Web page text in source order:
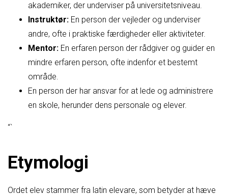
akademiker, der underviser på universitetsniveau.
Instruktør: En person der vejleder og underviser
andre, ofte i praktiske færdigheder eller aktiviteter.
Mentor: En erfaren person der rådgiver og guider en
mindre erfaren person, ofte indenfor et bestemt
område.
En person der har ansvar for at lede og administrere
en skole, herunder dens personale og elever.
“`
Etymologi
Ordet elev stammer fra latin elevare, som betyder at hæve